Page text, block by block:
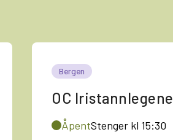
Bergen
OC Iristannlegene
ÅpentStenger kl 15:30